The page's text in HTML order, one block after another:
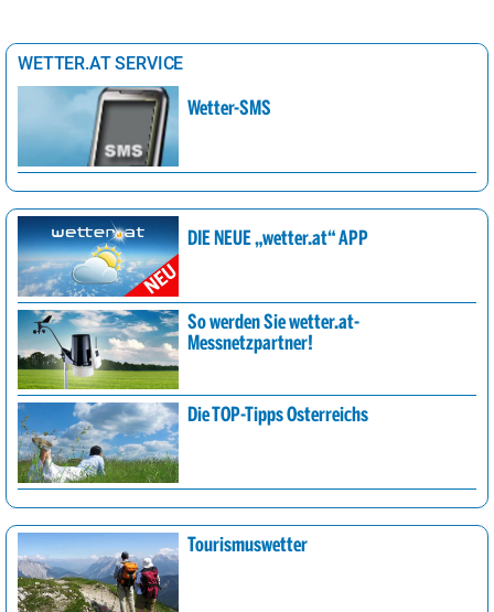
WETTER.AT SERVICE
Wetter-SMS
DIE NEUE „wetter.at“ APP
So werden Sie wetter.at-
Messnetzpartner!
Die TOP-Tipps Österreichs
Tourismuswetter